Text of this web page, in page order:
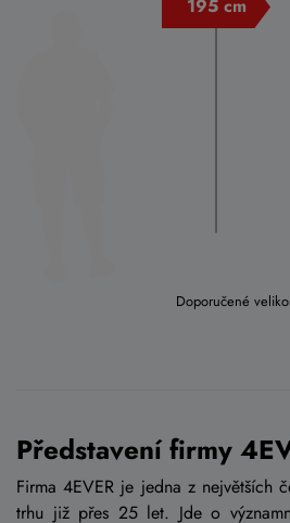
Doporučené
Představení firmy
Firma 4EVER je jedna z největších
trhu již přes 25 let. Jde o